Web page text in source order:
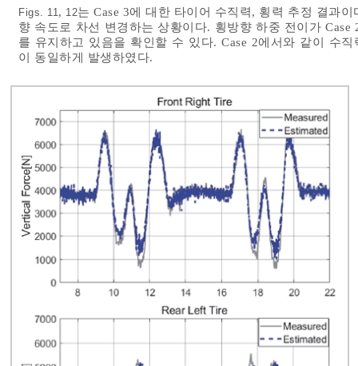
Figs. 11, 12는 Case 3에 대한 타이어 수직력, 횡력 추정 결과
향 속도로 차선 변경하는 상황이다. 횡방향 하중 전이가
를 유지하고 있음을 확인할 수 있다. Case 2에서와 같이 수
이 동일하게 발생하였다.